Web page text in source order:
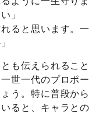
」
ると思います。一
も伝えられること
世一代のプロポー
う。特に普段から
ると、キャラとの